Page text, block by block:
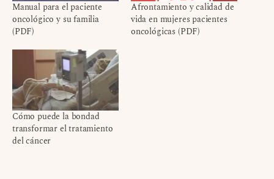
Manual para el paciente
oncológico y su familia
(PDF)
Afrontamiento y calidad de
vida en mujeres pacientes
oncológicas (PDF)
Cómo puede la bondad
transformar el tratamiento
del cáncer